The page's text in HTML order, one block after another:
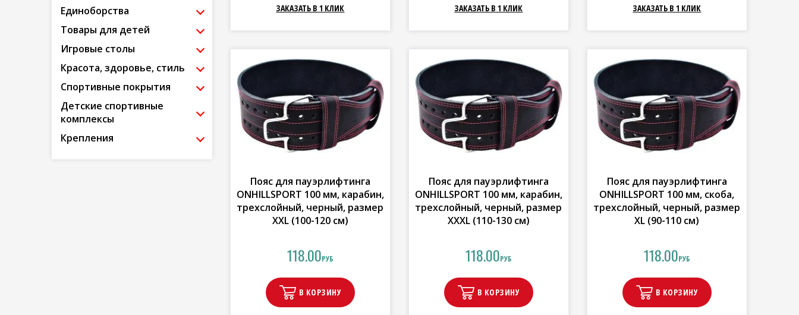
Единоборства
Товары для детей
Игровые столы
Красота, здоровье, стиль
Спортивные покрытия
Детские спортивные
комплексы
Крепления
ЗАКАЗАТЬ В 1 КЛИК ЗАКАЗАТЬ В 1 КЛИК ЗАКАЗАТЬ В 1 КЛИК
Пояс для пауэрлифтинга
ONHILLSPORT 100 мм, карабин,
трехслойный, черный, размер
XXL (100-120 см)
118.00РУБ
В КОРЗИНУ
Пояс для пауэрлифтинга
ONHILLSPORT 100 мм, карабин,
трехслойный, черный, размер
XXXL (110-130 см)
118.00РУБ
В КОРЗИНУ
Пояс для пауэрлифтинга
ONHILLSPORT 100 мм, скоба,
трехслойный, черный, размер
XL (90-110 см)
118.00РУБ
В КОРЗИНУ